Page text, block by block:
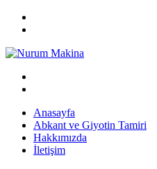
Anasayfa
Abkant ve Giyotin Tamiri
Hakkımızda
İletişim